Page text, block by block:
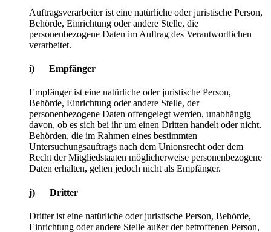
Auftragsverarbeiter ist eine natürliche oder juristische Person,
Behörde, Einrichtung oder andere Stelle, die
personenbezogene Daten im Auftrag des Verantwortlichen
verarbeitet.
i) Empfänger
Empfänger ist eine natürliche oder juristische Person,
Behörde, Einrichtung oder andere Stelle, der
personenbezogene Daten offengelegt werden, unabhängig
davon, ob es sich bei ihr um einen Dritten handelt oder nicht.
Behörden, die im Rahmen eines bestimmten
Untersuchungsauftrags nach dem Unionsrecht oder dem
Recht der Mitgliedstaaten möglicherweise personenbezogene
Daten erhalten, gelten jedoch nicht als Empfänger.
j) Dritter
Dritter ist eine natürliche oder juristische Person, Behörde,
Einrichtung oder andere Stelle außer der betroffenen Person,